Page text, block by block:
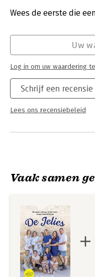
onvoorwaardelijke liefde
onverwoestbare team te
vertelt het inspirerende
liefde, geloof en
Wees de eerste die
Schrijf een recensie
Lees ons recensiebeleid
Uw
Log in om uw waardering
Vaak samen